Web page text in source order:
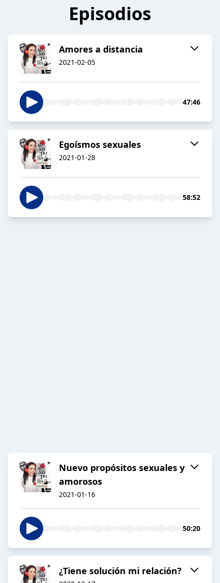
Episodios
Amores a distancia
2021-02-05
47:46
Egoísmos sexuales
2021-01-28
58:52
Nuevo propósitos sexuales y
amorosos
2021-01-16
50:20
¿Tiene solución mi relación?